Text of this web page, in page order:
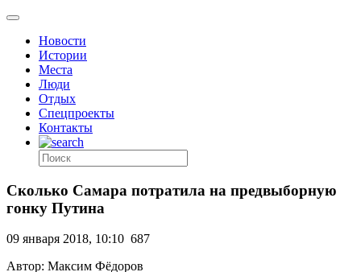
Новости
Истории
Места
Люди
Отдых
Спецпроекты
Контакты
Сколько Самара потратила на предвыборную
гонку Путина
09 января 2018, 10:10 687
Автор: Максим Фёдоров